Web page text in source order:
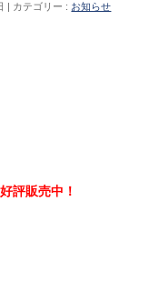
カテゴリー : お知らせ
評販売中！